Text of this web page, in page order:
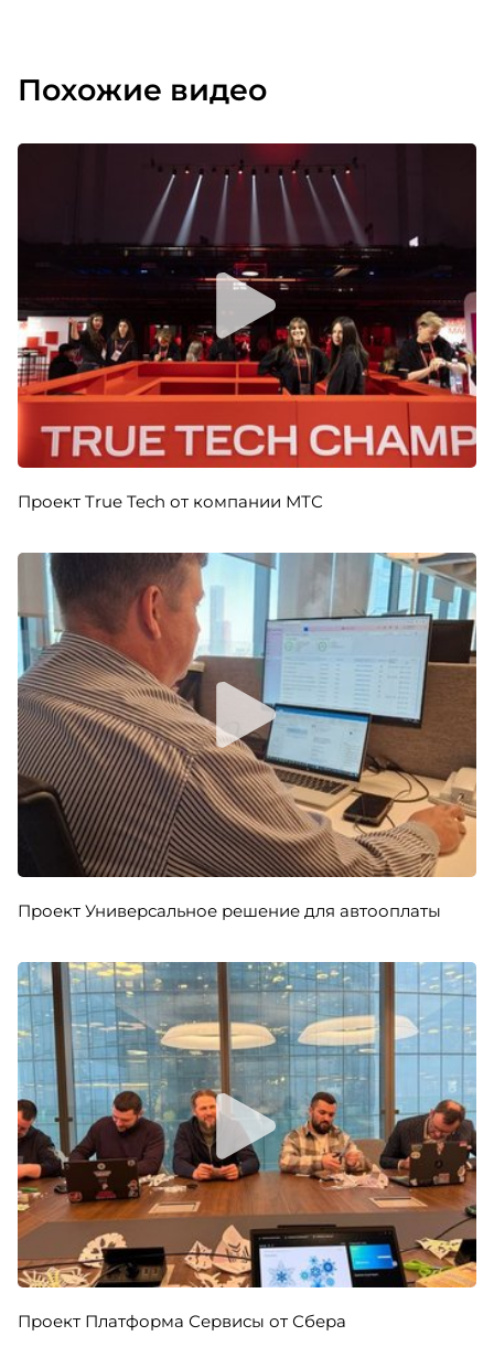
Похожие видео
Проект True Tech от компании МТС
Проект Универсальное решение для автооплаты
Проект Платформа Сервисы от Сбера